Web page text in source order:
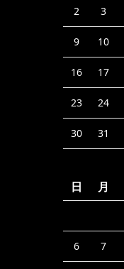
2 3
9 10
16 17
23 24
30 31
日
月
6 7